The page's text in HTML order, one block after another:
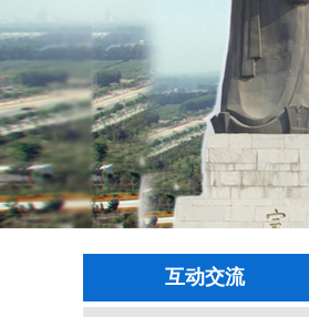
互动交流